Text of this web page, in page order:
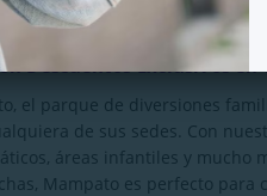
Descuentos Exclusivos en
el parque de diversiones
de sus sedes. Con
áreas infantiles y
Mampato es perfecto